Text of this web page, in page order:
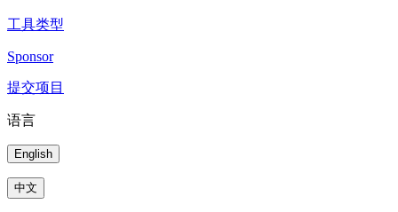
工具类型
Sponsor
提交项目
语言
English
中文